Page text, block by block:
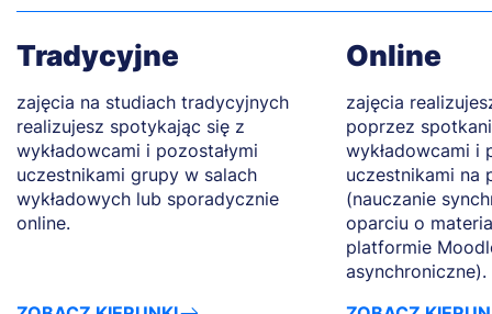
Tradycyjne
zajęcia na studiach tradycyjnych
realizujesz spotykając się z
wykładowcami i pozostałymi
uczestnikami grupy w salach
wykładowych lub sporadycznie
online.
Online
zajęcia
poprzez
wykładowcami i
uczestnikami na
(nauczanie
oparciu o
platformie
asynchroniczne).